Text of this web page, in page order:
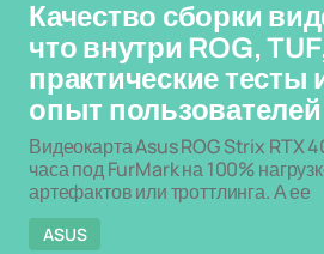
Качество сборки
что внутри ROG,
практические
опыт пользователей
Видеокарта Asus ROG Strix RTX
часа под FurMark на 100%
артефактов или троттлинга. А ее
ASUS